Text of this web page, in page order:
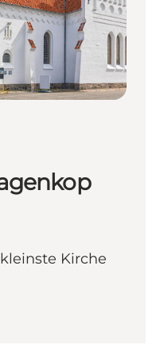
Kirche